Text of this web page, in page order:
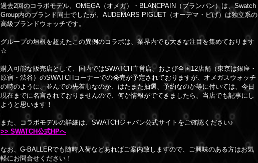
過去2回のコラボモデル、OMEGA（オメガ）・BLANCPAIN（ブランパン）は、Swatch
Group内のブランド同士でしたが、AUDEMARS PIGUET（オーデマ・ピげ）は独立系の
高級ブランドウォッチです。
グループの垣根を超えたこの異例のコラボは、業界内でも大きな注目を集めております
☆
購入可能な販売店として、国内ではSWATCH直営店、および全国12店舗（東京は銀座・
原宿・渋谷）のSWATCHコーナーでの発売が予定されておりますが、オメガスウォッチ
の時のように、並んでの先着順なのか、はたまた抽選、予約なのか等に付いては、今日
現在までに名言されておりませんので、何か情報がでてきましたら、当店でも記事にし
ようと思います！
また、コラボモデルの詳細は、SWATCHジャパン公式サイトをご確認ください♪
>> SWATCH公式HPへ
なお、G-BALLERでも随時入荷などあればご案内致しますので、ご興味のある方はお気
軽にお問合せください！